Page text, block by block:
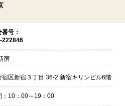
号：
222846
宿
宿区新宿３丁目 36-2 新宿キリンビル6階
：10：00～19：00